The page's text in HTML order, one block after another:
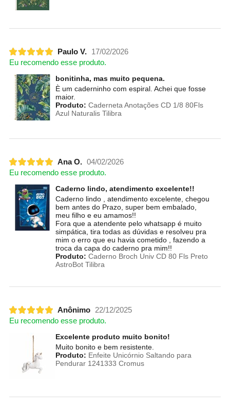
Paulo V.
17/02/2026
Eu recomendo esse produto.
bonitinha, mas muito pequena.
È um caderninho com espiral. Achei que fosse
maior.
Produto: Caderneta Anotações CD 1/8 80Fls
Azul Naturalis Tilibra
Ana O. 04/02/2026
Eu recomendo esse produto.
Caderno lindo, atendimento excelente!!
Caderno lindo , atendimento excelente, chegou
bem antes do Prazo, super bem embalado,
meu filho e eu amamos!!
Fora que a atendente pelo whatsapp é muito
simpática, tira todas as dúvidas e resolveu pra
mim o erro que eu havia cometido , fazendo a
troca da capa do caderno pra mim!!
Produto: Caderno Broch Univ CD 80 Fls Preto
AstroBot Tilibra
Anônimo
22/12/2025
Eu recomendo esse produto.
Excelente produto muito bonito!
Muito bonito e bem resistente.
Produto: Enfeite Unicórnio Saltando para
Pendurar 1241333 Cromus